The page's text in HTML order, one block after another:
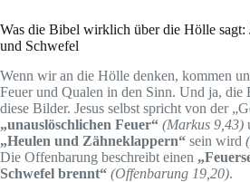
Was die Bibel wirklich über die Hölle sagt:
und Schwefel
Wenn wir an die Hölle denken, kommen
Feuer und Qualen in den Sinn. Und ja, die
diese Bilder. Jesus selbst spricht von der
„unauslöschlichen Feuer“ (Markus 9,43)
„Heulen und Zähneklappern“ sein wird
Die Offenbarung beschreibt einen
Schwefel brennt“ (Offenbarung 19,20).